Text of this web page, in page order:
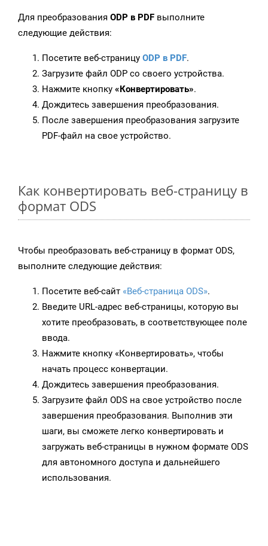
Для преобразования ODP в PDF выполните
следующие действия:
Посетите веб-страницу ODP в PDF.
Загрузите файл ODP со своего устройства.
Нажмите кнопку «Конвертировать».
Дождитесь завершения преобразования.
После завершения преобразования загрузите
PDF-файл на свое устройство.
Как конвертировать веб-страницу в
формат ODS
Чтобы преобразовать веб-страницу в формат ODS,
выполните следующие действия:
Посетите веб-сайт «Веб-страница ODS».
Введите URL-адрес веб-страницы, которую вы
хотите преобразовать, в соответствующее поле
ввода.
Нажмите кнопку «Конвертировать», чтобы
начать процесс конвертации.
Дождитесь завершения преобразования.
Загрузите файл ODS на свое устройство после
завершения преобразования. Выполнив эти
шаги, вы сможете легко конвертировать и
загружать веб-страницы в нужном формате ODS
для автономного доступа и дальнейшего
использования.